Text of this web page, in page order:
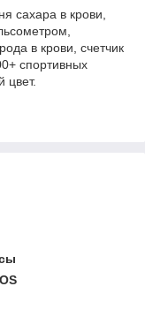
сахара в крови,
в крови, счетчик
спортивных
цвет.